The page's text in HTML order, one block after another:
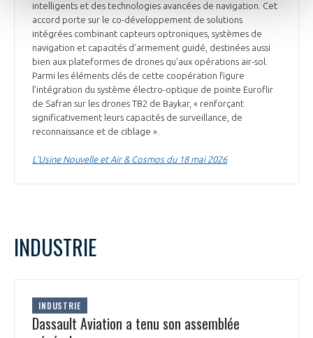
intelligents et des technologies avancées de navigation. Cet
accord porte sur le co-développement de solutions
intégrées combinant capteurs optroniques, systèmes de
navigation et capacités d’armement guidé, destinées aussi
bien aux plateformes de drones qu’aux opérations air-sol.
Parmi les éléments clés de cette coopération figure
l’intégration du système électro-optique de pointe Euroflir
de Safran sur les drones TB2 de Baykar, « renforçant
significativement leurs capacités de surveillance, de
reconnaissance et de ciblage ».
L’Usine Nouvelle et Air & Cosmos du 18 mai 2026
INDUSTRIE
INDUSTRIE
Dassault Aviation a tenu son assemblée